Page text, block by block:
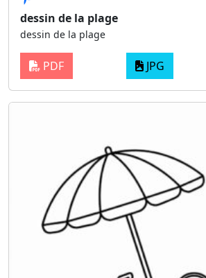
dessin de la plage
dessin de la plage
PDF JPG